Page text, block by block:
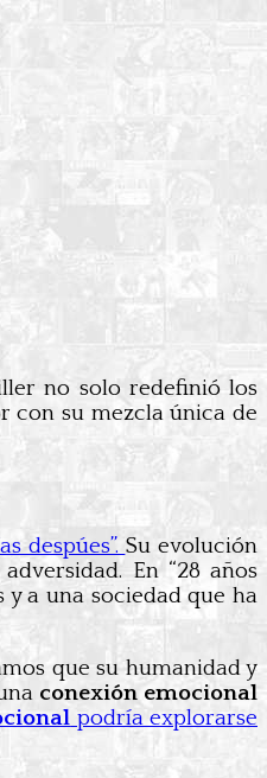
no solo redefinió los
con su mezcla única de
despúes”. Su evolución
En “28 años
y a una sociedad que ha
que su humanidad y
conexión emocional
podría explorarse